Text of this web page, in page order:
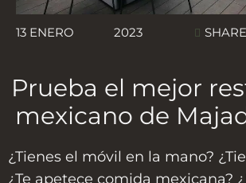
13 ENERO 2023 SHARE
Prueba el mejor
mexicano de
¿Tienes el móvil en la mano?
¿Te apetece comida mexicana?